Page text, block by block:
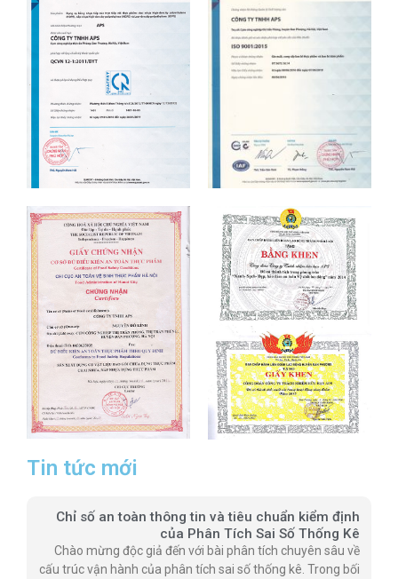
Tin tức mới
Chỉ số an toàn thông tin và tiêu chuẩn kiểm định
của Phân Tích Sai Số Thống Kê
Chào mừng độc giả đến với bài phân tích chuyên sâu về
cấu trúc vận hành của phân tích sai số thống kê. Trong bối